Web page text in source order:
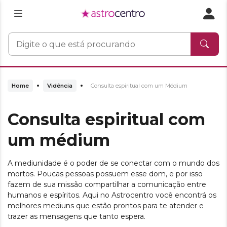
Home Vidência Consulta espiritual com um Médium
Consulta espiritual com
um médium
A mediunidade é o poder de se conectar com o mundo dos
mortos. Poucas pessoas possuem esse dom, e por isso
fazem de sua missão compartilhar a comunicação entre
humanos e espíritos. Aqui no Astrocentro você encontrá os
melhores mediuns que estão prontos para te atender e
trazer as mensagens que tanto espera.